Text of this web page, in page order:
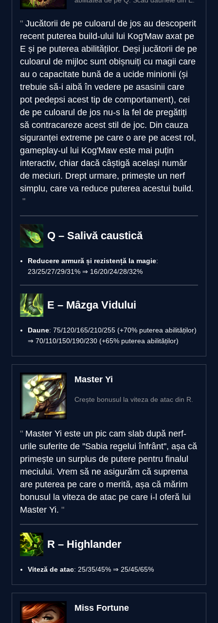
Jucătorii de pe culoarul de jos au descoperit
recent puterea build-ului lui Kog'Maw axat pe
E și pe puterea abilităților. Deși jucătorii de pe
culoarul de mijloc sunt obișnuiți cu magii care
au o capacitate bună de a ucide minionii (și
trebuie să-i aibă în vedere pe asasinii care
pot pedepsi acest tip de comportament), cei
de pe culoarul de jos nu-s la fel de pregătiți
să contracareze acest stil de joc. Din cauza
siguranței extreme pe care o are pe acest rol,
gameplay-ul lui Kog'Maw este mai puțin
interactiv, chiar dacă câștigă același număr
de meciuri. Drept urmare, primește un nerf
simplu, care va reduce puterea acestui build.
Q – Salivă caustică
Reducere armură și rezistență la magie:
23/25/27/29/31% ⇒ 16/20/24/28/32%
E – Mâzga Vidului
Daune: 75/120/165/210/255 (+70% puterea abilităților)
⇒ 70/110/150/190/230 (+65% puterea abilităților)
Master Yi
Crește bonusul la viteza de atac din R.
Master Yi este un pic cam slab după nerf-
urile suferite de ''Sabia regelui înfrânt'', așa că
primește un surplus de putere pentru finalul
meciului. Vrem să ne asigurăm că suprema
are puterea pe care o merită, așa că mărim
bonusul la viteza de atac pe care i-l oferă lui
Master Yi.
R – Highlander
Viteză de atac: 25/35/45% ⇒ 25/45/65%
Miss Fortune